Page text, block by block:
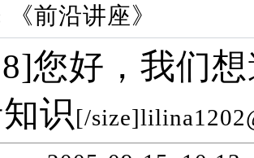
《前沿讲座》
您好，我们
识[/